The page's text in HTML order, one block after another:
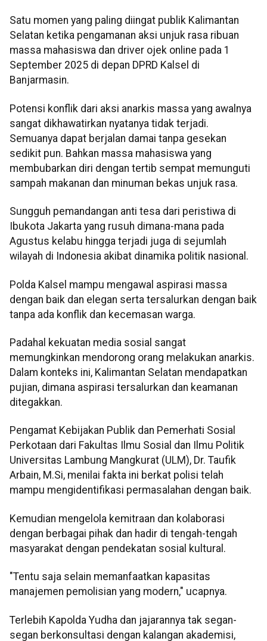
Satu momen yang paling diingat publik Kalimantan
Selatan ketika pengamanan aksi unjuk rasa ribuan
massa mahasiswa dan driver ojek online pada 1
September 2025 di depan DPRD Kalsel di
Banjarmasin.
Potensi konflik dari aksi anarkis massa yang awalnya
sangat dikhawatirkan nyatanya tidak terjadi.
Semuanya dapat berjalan damai tanpa gesekan
sedikit pun. Bahkan massa mahasiswa yang
membubarkan diri dengan tertib sempat memunguti
sampah makanan dan minuman bekas unjuk rasa.
Sungguh pemandangan anti tesa dari peristiwa di
Ibukota Jakarta yang rusuh dimana-mana pada
Agustus kelabu hingga terjadi juga di sejumlah
wilayah di Indonesia akibat dinamika politik nasional.
Polda Kalsel mampu mengawal aspirasi massa
dengan baik dan elegan serta tersalurkan dengan baik
tanpa ada konflik dan kecemasan warga.
Padahal kekuatan media sosial sangat
memungkinkan mendorong orang melakukan anarkis.
Dalam konteks ini, Kalimantan Selatan mendapatkan
pujian, dimana aspirasi tersalurkan dan keamanan
ditegakkan.
Pengamat Kebijakan Publik dan Pemerhati Sosial
Perkotaan dari Fakultas Ilmu Sosial dan Ilmu Politik
Universitas Lambung Mangkurat (ULM), Dr. Taufik
Arbain, M.Si, menilai fakta ini berkat polisi telah
mampu mengidentifikasi permasalahan dengan baik.
Kemudian mengelola kemitraan dan kolaborasi
dengan berbagai pihak dan hadir di tengah-tengah
masyarakat dengan pendekatan sosial kultural.
"Tentu saja selain memanfaatkan kapasitas
manajemen pemolisian yang modern," ucapnya.
Terlebih Kapolda Yudha dan jajarannya tak segan-
segan berkonsultasi dengan kalangan akademisi,